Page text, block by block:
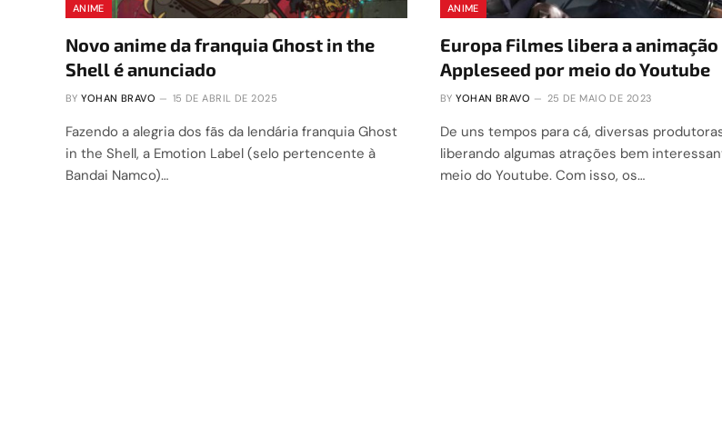
ANIME
Novo anime da franquia Ghost in the
Shell é anunciado
BY YOHAN BRAVO 15 DE ABRIL DE 2025
Fazendo a alegria dos fãs da lendária franquia Ghost
in the Shell, a Emotion Label (selo pertencente à
Bandai Namco)…
ANIME
Europa Filmes libera a animação
Appleseed por meio do Youtube
BY YOHAN BRAVO 25 DE MAIO DE 2023
De uns tempos para cá, diversas
liberando algumas atrações bem
meio do Youtube. Com isso, os…